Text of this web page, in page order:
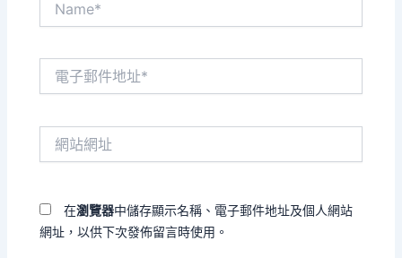
在瀏覽器中儲存顯示名稱、電子郵件地址及個人網站
網址，以供下次發佈留言時使用。